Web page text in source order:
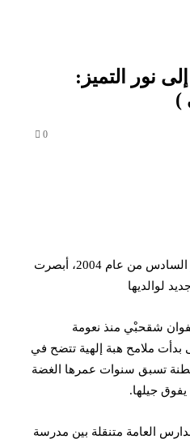
نور التميز:
)
0
في مدينة حمص، وفي الشهر السادس من عام 2004، أبصرت
لوالديها
شقحبْي منذ نعومة
بدأت ملامح هبة إلهية تتضح في
تسبق سنوات عمرها الغضة
جيلها.
العامة متنقلة بين مدرسة